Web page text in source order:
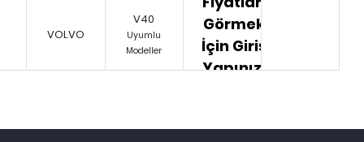
VOLVO
V40
Uyumlu
Modeller
Görmek
İçin Giriş
Yapınız.